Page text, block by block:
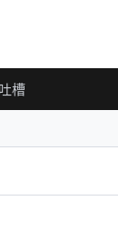
槽